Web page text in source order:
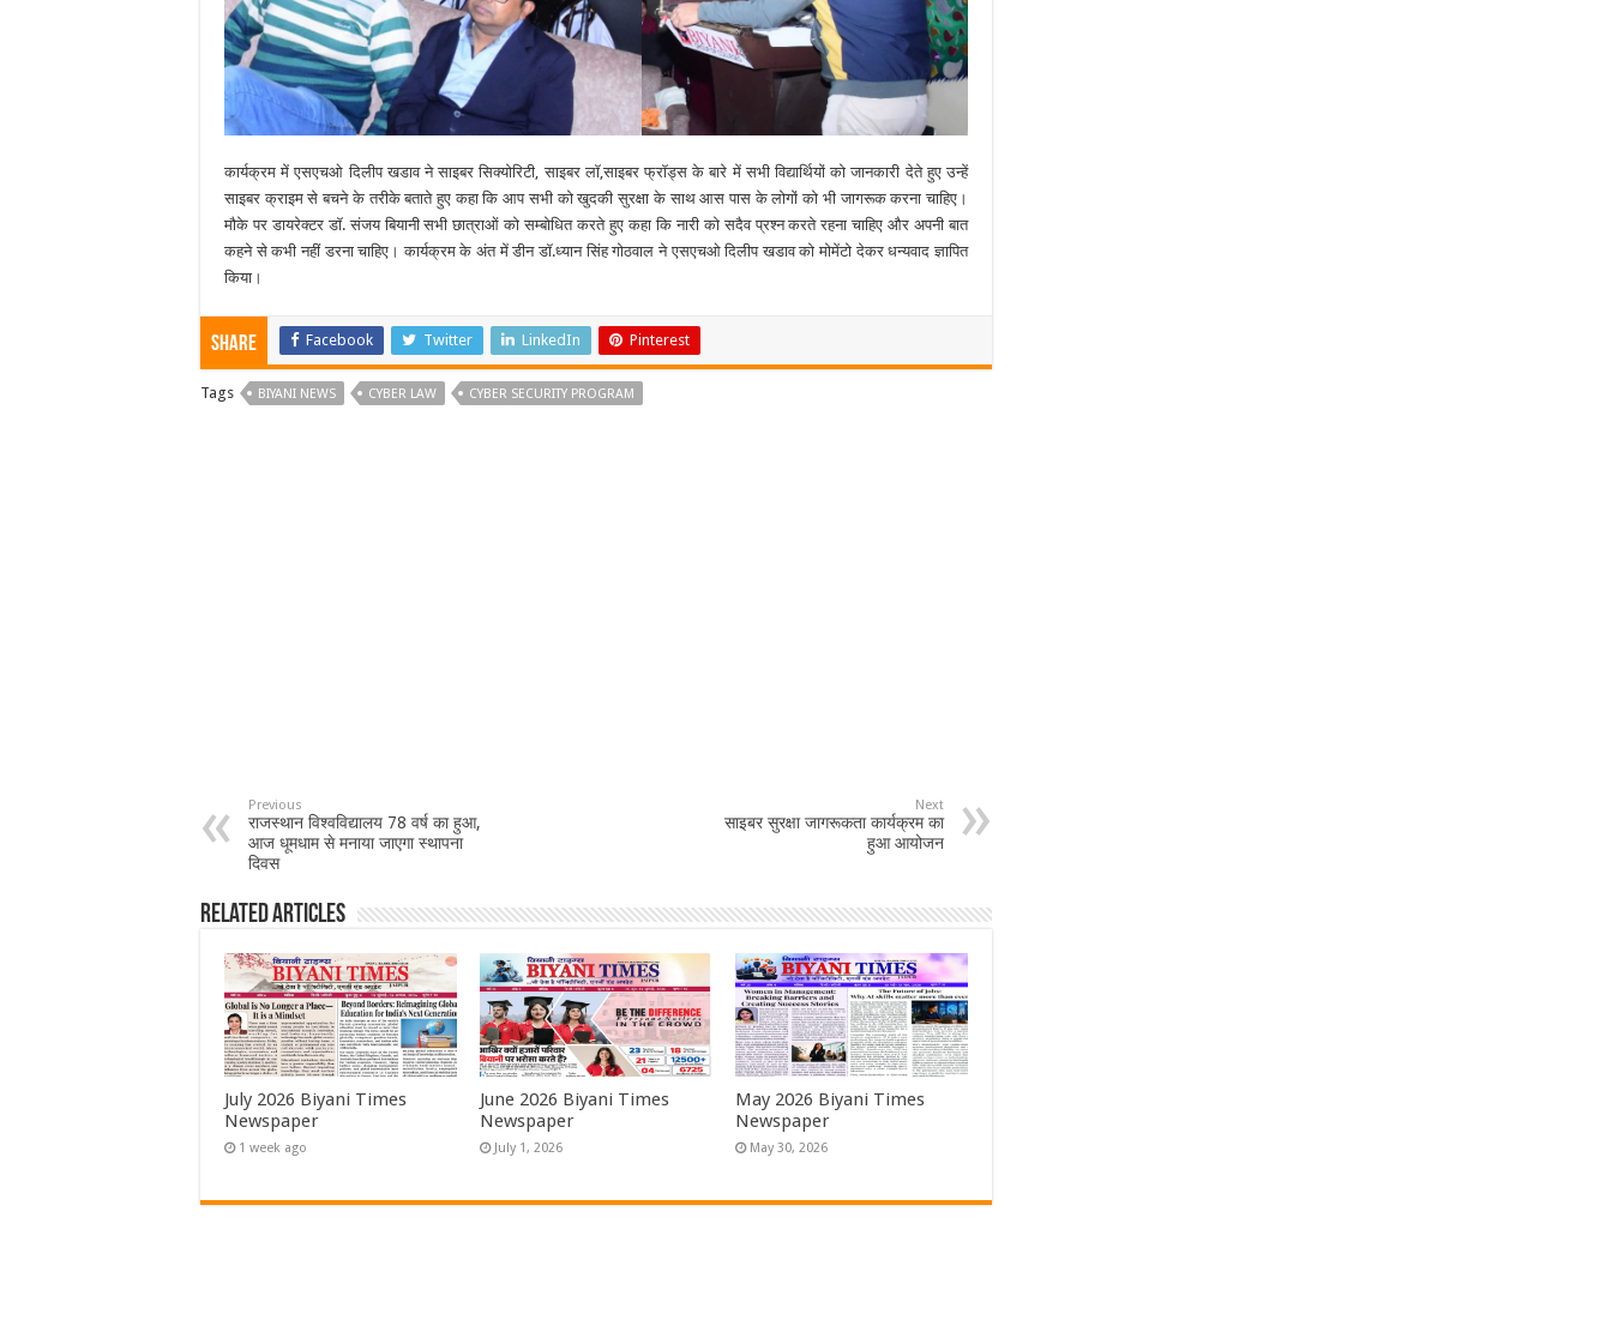
कार्यक्रम में एसएचओ दिलीप खडाव ने साइबर सिक्योरिटी, साइबर लॉ,साइबर फ्रॉड्स के बारे में सभी विद्यार्थियों को जानकारी देते हुए उन्हें
साइबर क्राइम से बचने के तरीके बताते हुए कहा कि आप सभी को खुदकी सुरक्षा के साथ आस पास के लोगों को भी जागरूक करना चाहिए।
मौके पर डायरेक्टर डॉ. संजय बियानी सभी छात्राओं को सम्बोधित करते हुए कहा कि नारी को सदैव प्रश्न करते रहना चाहिए और अपनी बात
कहने से कभी नहीं डरना चाहिए। कार्यक्रम के अंत में डीन डॉ.ध्यान सिंह गोठवाल ने एसएचओ दिलीप खडाव को मोमेंटो देकर धन्यवाद ज्ञापित
किया।
Share Facebook Twitter LinkedIn Pinterest
Tags BIYANI NEWS CYBER LAW CYBER SECURITY PROGRAM
Previous
राजस्थान विश्वविद्यालय 78 वर्ष का हुआ,
आज धूमधाम से मनाया जाएगा स्थापना
दिवस
Next
साइबर सुरक्षा जागरूकता कार्यक्रम का
हुआ आयोजन
Related Articles
July 2026 Biyani Times
Newspaper
1 week ago
June 2026 Biyani Times
Newspaper
July 1, 2026
May 2026 Biyani Times
Newspaper
May 30, 2026